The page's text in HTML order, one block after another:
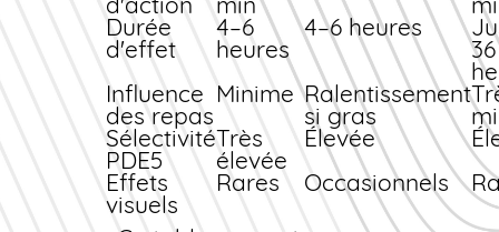
d'éviter toute
interaction
dangereuse avec
d'autres traitements,
notamment les dérivés
nitrés.
Sa rapidité d'action
inégalée, permettant
une spontanéité accrue.
Un profil de sélectivité
élevé pour la PDE5,
limitant les effets
secondaires extra-
génitaux.
Une tolérance digestive
Durée
d'effet
4–6
heures
4–6 heures
36
Influence
des repas
Minime Ralentissement
si gras
Sélectivité
PDE5
Très
élevée
Élevée
Effets
visuels
Rares Occasionnels